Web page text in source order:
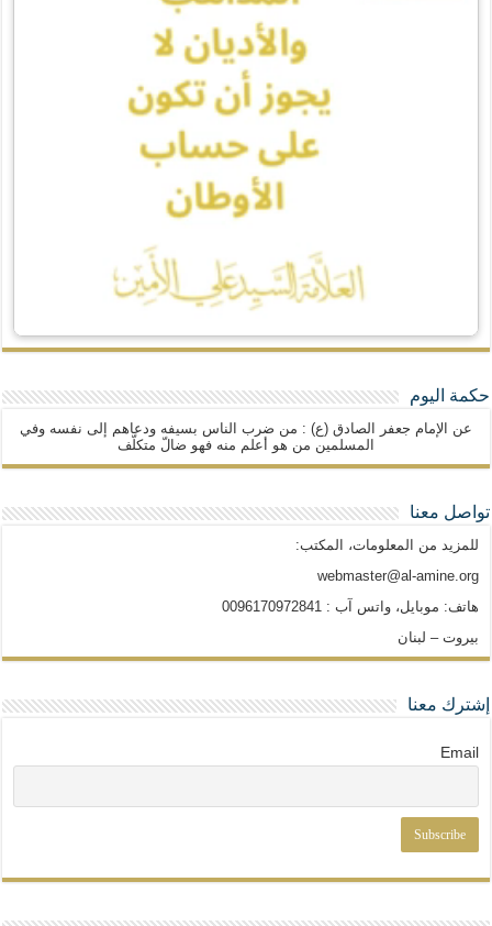
حكمة اليوم
عن الإمام جعفر الصادق (ع) : من ضرب الناس بسيفه ودعاهم إلى نفسه وفي
المسلمين من هو أعلم منه فهو ضالّ متكلّف
تواصل معنا
للمزيد من المعلومات، المكتب:
webmaster@al-amine.org
هاتف: موبايل، واتس آب : 0096170972841
بيروت – لبنان
إشترك معنا
Email